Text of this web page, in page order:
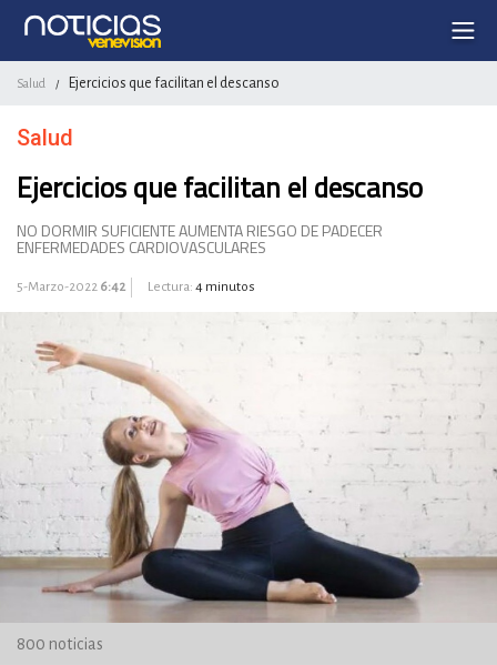
Salud / Ejercicios que facilitan el descanso
Salud
Ejercicios que facilitan el descanso
NO DORMIR SUFICIENTE AUMENTA RIESGO DE PADECER
ENFERMEDADES CARDIOVASCULARES
5-Marzo-2022 6:42 Lectura: 4 minutos
800 noticias